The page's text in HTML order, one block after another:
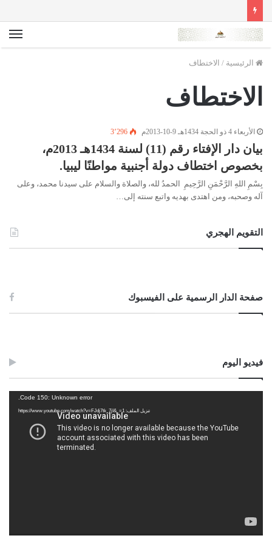
الرئيسية / الاختطاف
الاختطاف
الأربعاء 4 ذو الحجة 1434هـ 9-10-2013م 3٬296
بيان دار الإفتاء رقم (11) لسنة 1434هـ 2013م،
بخصوص اختطاف دولة أجنبية مواطنًا ليبيا.
بِسْمِ اللهِ الرَّحْمَنِ الرَّحِيمِ الحمدُ لله، والصلاة والسلام على سيدنا محمد، وعلى
آله وصحبه، ومن اهتدى بهديه واتبع سنته إلى…
التقويم الهجري
صفحة الدار الرسمية على الفيسبوك
فيديو اليوم
Code 150: Unknown error.
تنزيل الملف: https://www.youtube.com/watch?v=FJdj7tk_7jI&_=1